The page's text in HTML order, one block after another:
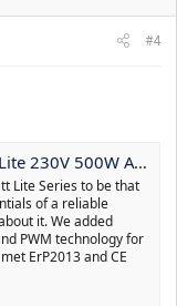
#4
500W ATX PSU
Lite Series to be that
of a reliable
it. We added
PWM technology for
ErP2013 and CE